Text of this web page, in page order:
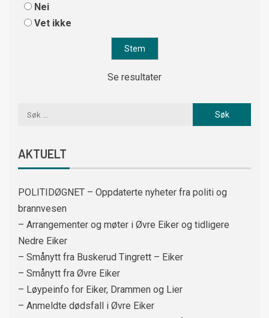
Nei
Vet ikke
Se resultater
AKTUELT
POLITIDØGNET – Oppdaterte nyheter fra politi og
brannvesen
– Arrangementer og møter i Øvre Eiker og tidligere
Nedre Eiker
– Smånytt fra Buskerud Tingrett – Eiker
– Smånytt fra Øvre Eiker
– Løypeinfo for Eiker, Drammen og Lier
– Anmeldte dødsfall i Øvre Eiker